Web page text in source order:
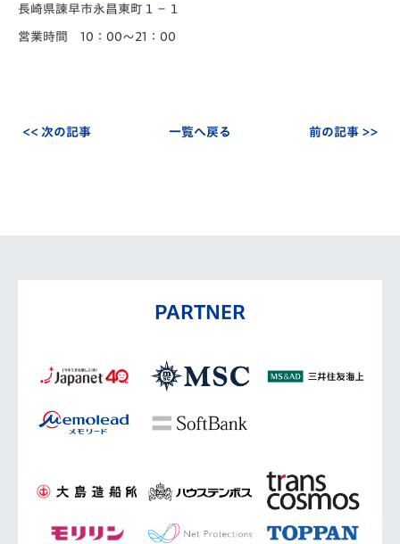
長崎県諫早市永昌東町１−１
営業時間 10：00～21：00
<< 次の記事 一覧へ戻る 前の記事 >>
PARTNER